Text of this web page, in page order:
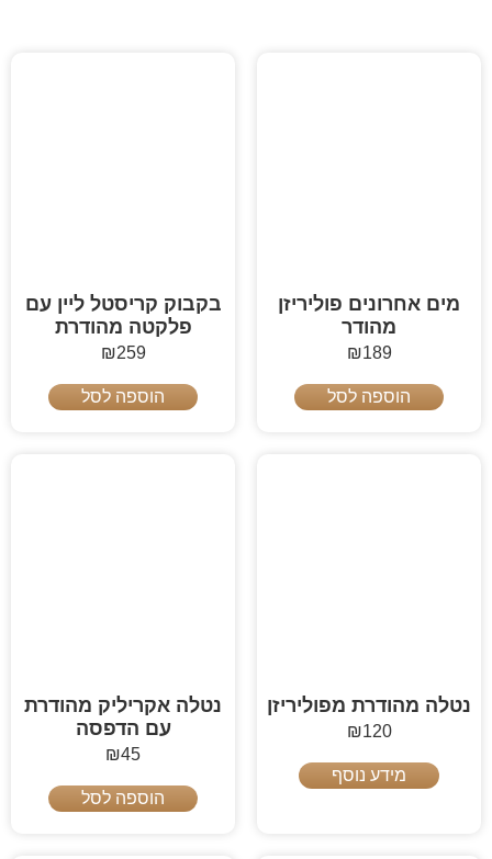
מים אחרונים פוליריזן
מהודר
₪189
הוספה לסל
בקבוק קריסטל ליין עם
פלקטה מהודרת
₪259
הוספה לסל
נטלה מהודרת מפוליריזן
₪120
מידע נוסף
נטלה אקריליק מהודרת
עם הדפסה
₪45
הוספה לסל